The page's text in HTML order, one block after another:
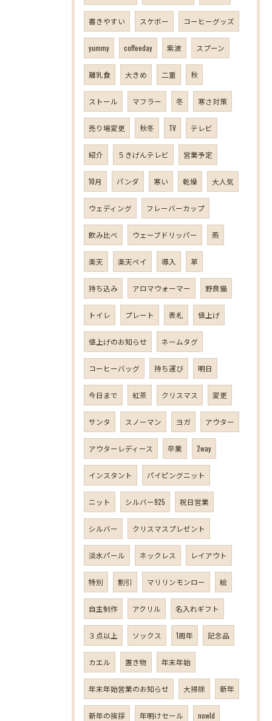
書きやすい スケボー コーヒーグッズ
yummy coffeeday 紫波 スプーン
離乳食 大きめ 二重 秋
ストール マフラー 冬 寒さ対策
売り場変更 秋冬 TV テレビ
紹介 ５きげんテレビ 営業予定
10月 パンダ 寒い 乾燥 大人気
ウェディング フレーバーカップ
飲み比べ ウェーブドリッパー 燕
楽天 楽天ペイ 導入 革
持ち込み アロマウォーマー 野良猫
トイレ プレート 表札 値上げ
値上げのお知らせ ネームタグ
コーヒーバッグ 持ち運び 明日
今日まで 紅茶 クリスマス 変更
サンタ スノーマン ヨガ アウター
アウターレディース 卒業 2way
インスタント パイピングニット
ニット シルバー925 祝日営業
シルバー クリスマスプレゼント
淡水パール ネックレス レイアウト
特別 割引 マリリンモンロー 絵
自主制作 アクリル 名入れギフト
３点以上 ソックス 1周年 記念品
カエル 置き物 年末年始
年末年始営業のお知らせ 大掃除 新年
新年の挨拶 年明けセール nowld